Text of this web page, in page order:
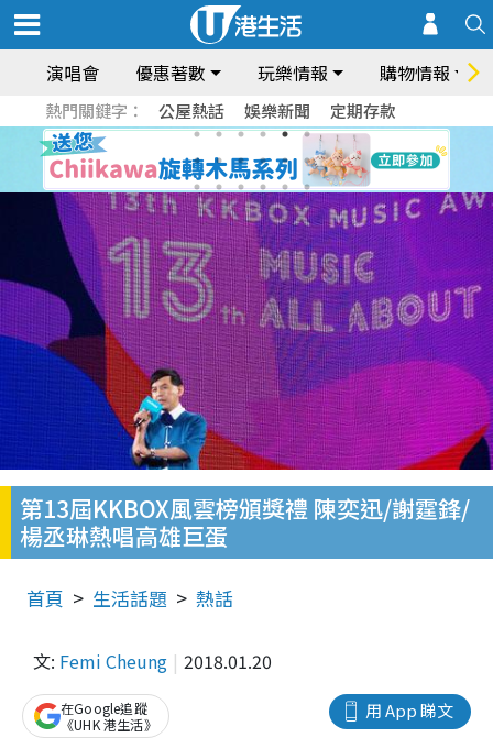
演唱會 優惠著數 玩樂情報 購物情報
熱門關鍵字： 公屋熱話 娛樂新聞 定期存款
第13屆KKBOX風雲榜頒獎禮 陳奕迅/謝霆鋒/
楊丞琳熱唱高雄巨蛋
首頁 生活話題 熱話
文: Femi Cheung 2018.01.20
用 App 睇文
在Google追蹤
《UHK 港生活》